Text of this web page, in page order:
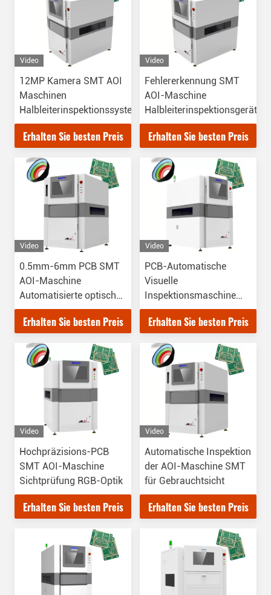
Video
12MP Kamera SMT AOI
Maschinen
Halbleiterinspektionssystem
Erhalten Sie besten Preis
Video
Fehlererkennung SMT
AOI-Maschine
Halbleiterinspektionsgeräte
Erhalten Sie besten Preis
Video
0.5mm-6mm PCB SMT
AOI-Maschine
Automatisierte optische
Inspektionsgeräte
Erhalten Sie besten Preis
Video
PCB-Automatische
Visuelle
Inspektionsmaschine
SMD AOI für CHIP-
Komponente
Erhalten Sie besten Preis
Video
Hochpräzisions-PCB
SMT AOI-Maschine
Sichtprüfung RGB-Optik
Erhalten Sie besten Preis
Video
Automatische Inspektion
der AOI-Maschine SMT
für Gebrauchtsicht
Erhalten Sie besten Preis